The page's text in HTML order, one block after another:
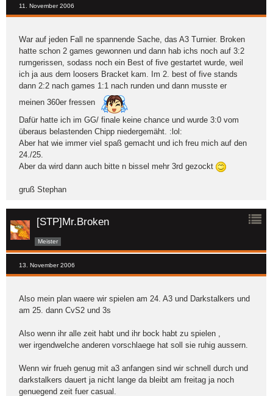
11. November 2006
War auf jeden Fall ne spannende Sache, das A3 Turnier. Broken
hatte schon 2 games gewonnen und dann hab ichs noch auf 3:2
rumgerissen, sodass noch ein Best of five gestartet wurde, weil
ich ja aus dem loosers Bracket kam. Im 2. best of five stands
dann 2:2 nach games 1:1 nach runden und dann musste er
meinen 360er fressen
Dafür hatte ich im GG/ finale keine chance und wurde 3:0 vom
überaus belastenden Chipp niedergemäht. :lol:
Aber hat wie immer viel spaß gemacht und ich freu mich auf den
24./25.
Aber da wird dann auch bitte n bissel mehr 3rd gezockt
gruß Stephan
[STP]Mr.Broken
Meister
13. November 2006
Also mein plan waere wir spielen am 24. A3 und Darkstalkers und
am 25. dann CvS2 und 3s
Also wenn ihr alle zeit habt und ihr bock habt zu spielen ,
wer irgendwelche anderen vorschlaege hat soll sie ruhig aussern.
Wenn wir frueh genug mit a3 anfangen sind wir schnell durch und
darkstalkers dauert ja nicht lange da bleibt am freitag ja noch
genuegend zeit fuer casual.